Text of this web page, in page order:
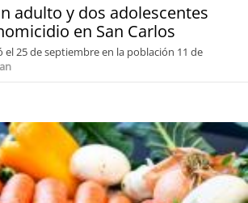
adulto y dos adolescentes
en San Carlos
el 25 de septiembre en la población 11 de